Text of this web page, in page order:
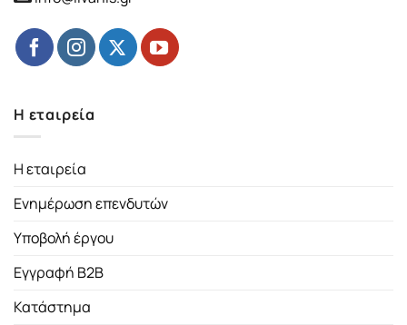
Η εταιρεία
Η εταιρεία
Ενημέρωση επενδυτών
Υποβολή έργου
Εγγραφή B2B
Κατάστημα